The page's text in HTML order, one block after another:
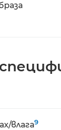
влага9